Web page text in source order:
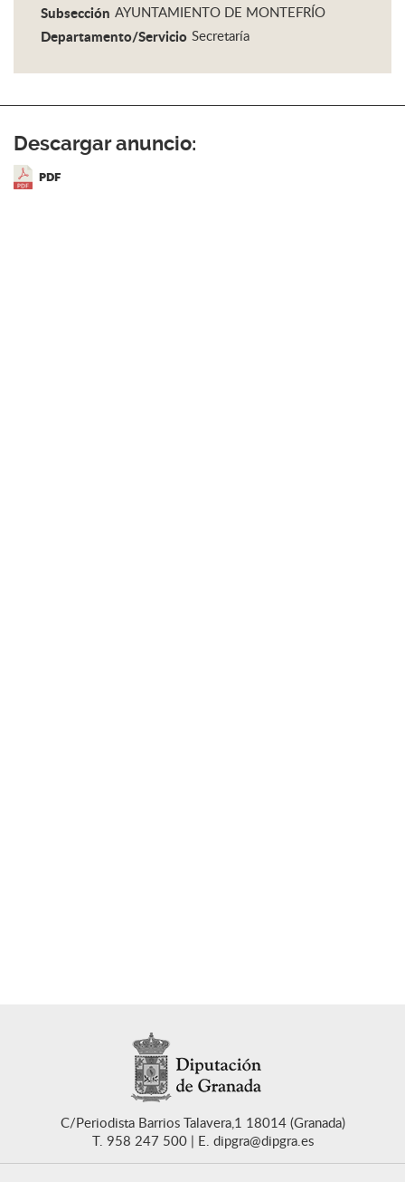
Subsección AYUNTAMIENTO DE MONTEFRÍO
Departamento/Servicio Secretaría
Descargar anuncio:
PDF
C/Periodista Barrios Talavera,1 18014 (Granada)
T. 958 247 500
E. dipgra@dipgra.es